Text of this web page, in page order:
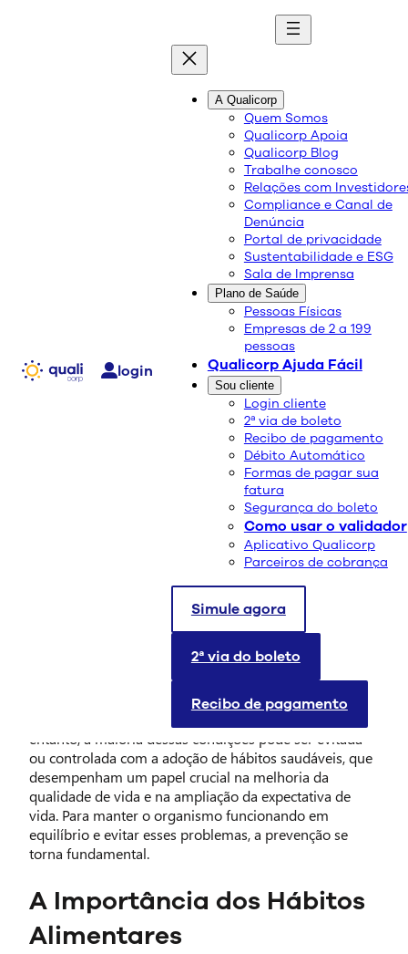
login
A Qualicorp
Quem Somos
Qualicorp Apoia
Qualicorp Blog
Trabalhe conosco
Relações com
Compliance e Canal de
Denúncia
Portal de privacidade
Sustentabilidade e ESG
Sala de Imprensa
Plano de Saúde
Pessoas Físicas
Empresas de 2 a 199
pessoas
Qualicorp Ajuda Fácil
Sou cliente
Login cliente
2ª via de boleto
Recibo de pagamento
Débito Automático
Formas de pagar sua
fatura
Segurança do boleto
Como usar o validador
Aplicativo Qualicorp
Parceiros de cobrança
Simule agora
2ª via do boleto
Recibo de pagamento
blog
Conteúdo de qualidade e as melhores soluções
Prevenção de doenças
crônicas: hábitos saudáveis
podem aumentar sua
Saúde e Bem-Estar
02/12/2024
doenças cardiovasculares e certos tipos de câncer,
representam um dos maiores desafios à saúde pública
no mundo, sendo responsáveis por uma grande
entanto, a maioria dessas condições pode ser evitada
ou controlada com a adoção de hábitos saudáveis, que
desempenham um papel crucial na melhoria da
qualidade de vida e na ampliação da expectativa de
vida. Para manter o organismo funcionando em
equilíbrio e evitar esses problemas, a prevenção se
torna fundamental.
A Importância dos Hábitos
Alimentares